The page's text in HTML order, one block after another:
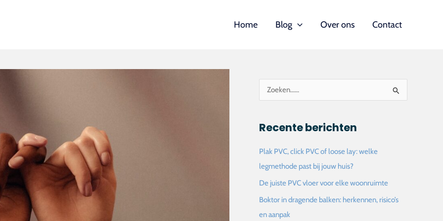
Home Blog Over ons Contact
e
n
a
a
r
Recente berichten
Plak PVC, click PVC of loose lay: welke
legmethode past bij jouw huis?
De juiste PVC vloer voor elke woonruimte
Boktor in dragende balken: herkennen, risico’s
en aanpak